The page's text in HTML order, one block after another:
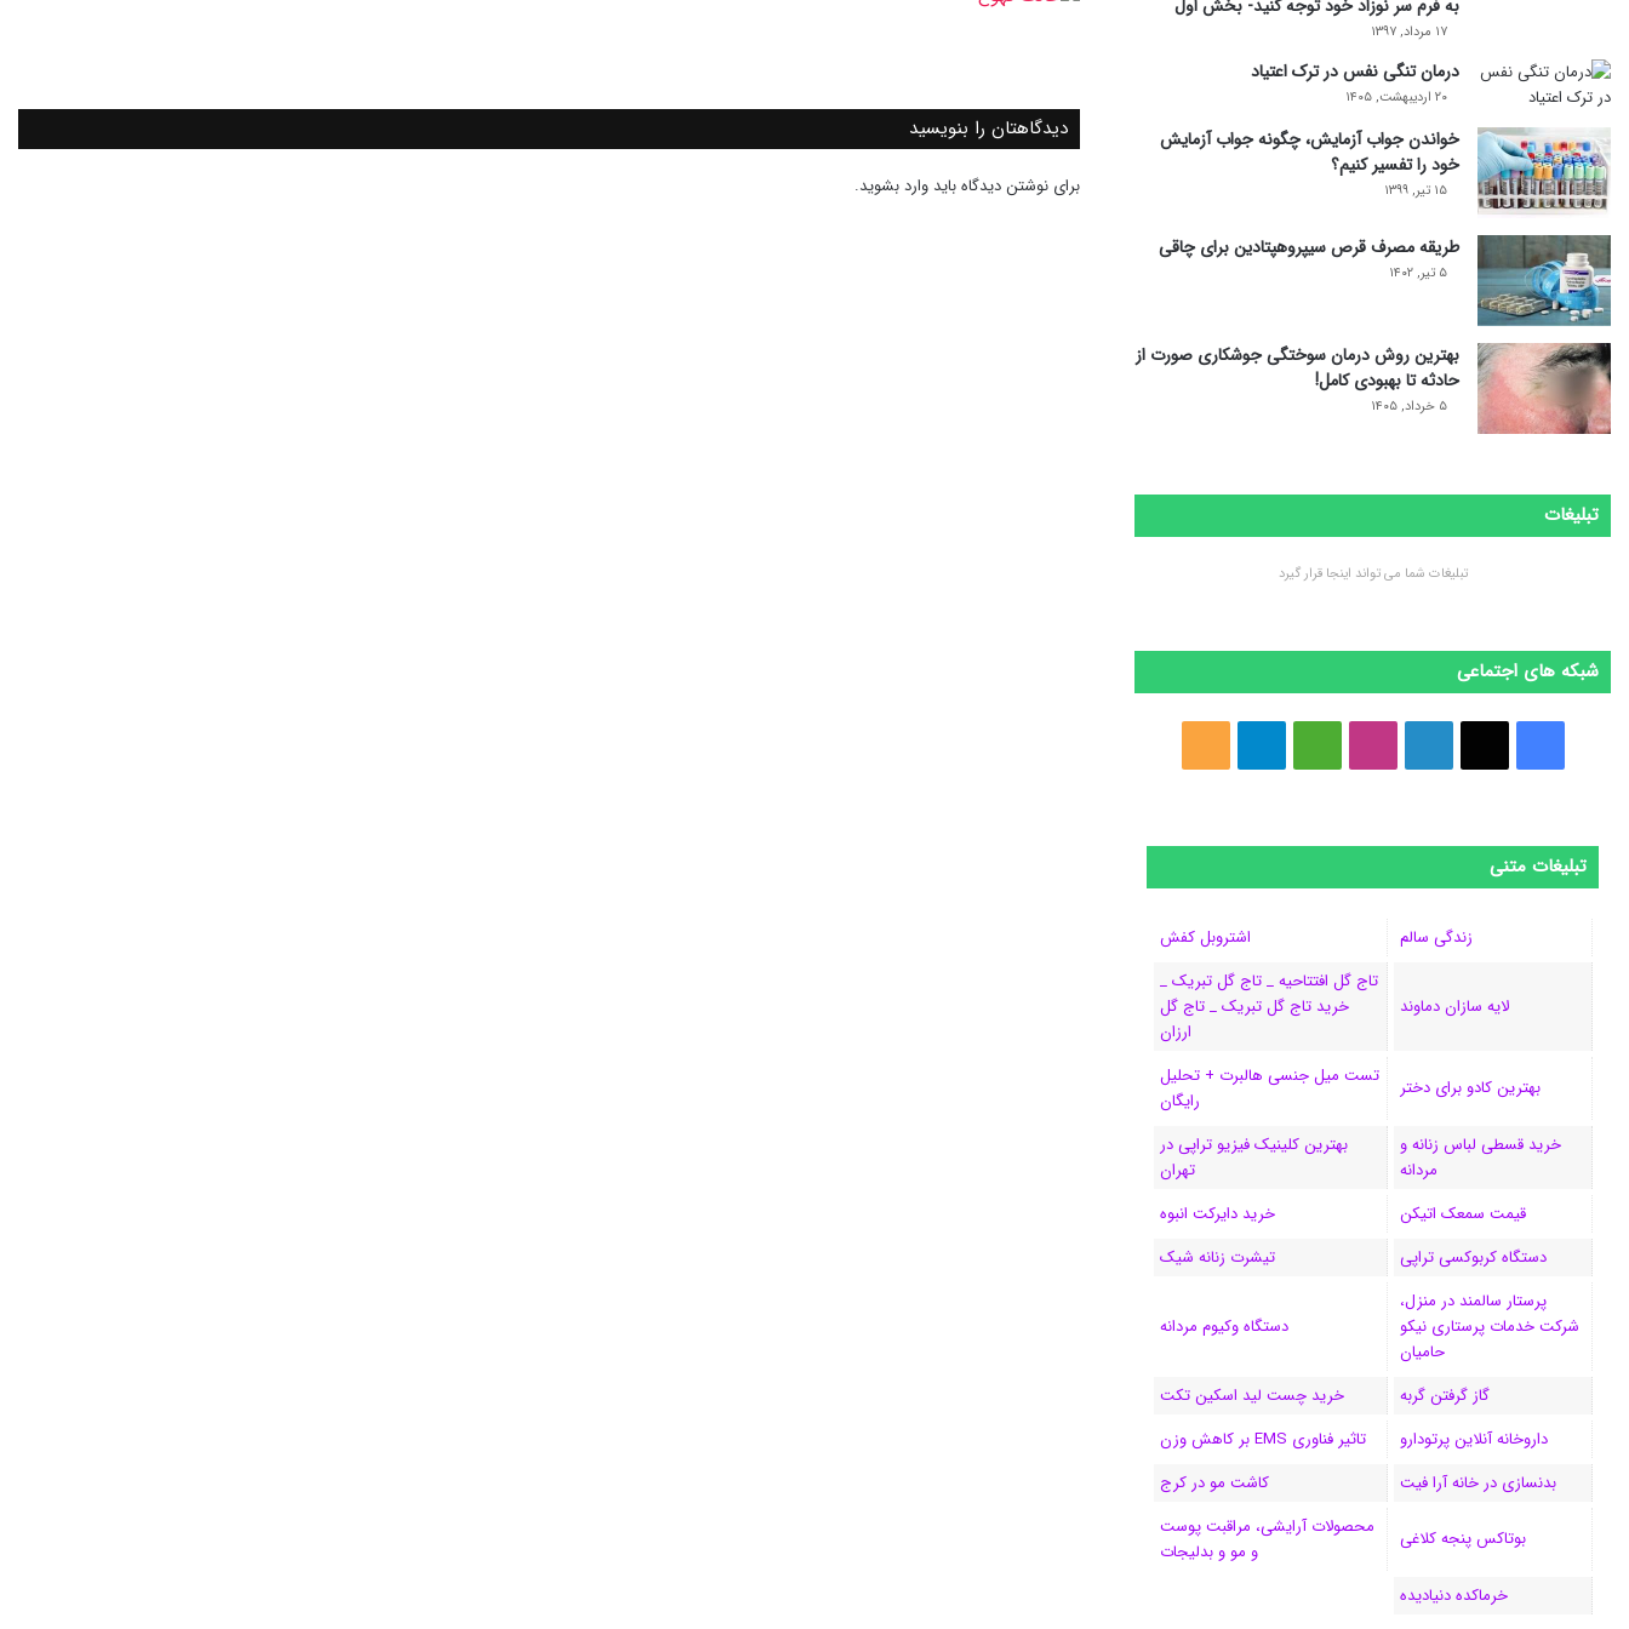
دیدگاهتان را بنویسید
برای نوشتن دیدگاه باید وارد بشوید.
به فرم سر نوزاد خود توجه کنید- بخش اول
۱۷ مرداد, ۱۳۹۷
درمان تنگی نفس در ترک اعتیاد
۲۰ اردیبهشت, ۱۴۰۵
خواندن جواب آزمایش، چگونه جواب آزمایش
خود را تفسیر کنیم؟
۱۵ تیر, ۱۳۹۹
طریقه مصرف قرص سیپروهپتادین برای چاقی
۵ تیر, ۱۴۰۲
بهترین روش درمان سوختگی جوشکاری صورت از
حادثه تا بهبودی کامل!
۵ خرداد, ۱۴۰۵
تبلیغات
تبلیغات شما می تواند اینجا قرار گیرد
شبکه های اجتماعی
س
ب
ک
س
ن
ک
د
ن
ن
س
ا
ر
d
i
m
گ
ر
ا
م
ر
ا
ک
تبلیغات متنی
زندگی سالم اشتروبل کفش
لایه سازان دماوند
تاج گل افتتاحیه _ تاج گل تبریک _
خرید تاج گل تبریک _ تاج گل
ارزان
بهترین کادو برای دختر
تست میل جنسی هالبرت + تحلیل
رایگان
خرید قسطی لباس زنانه و
مردانه
بهترین کلینیک فیزیو تراپی در
تهران
قیمت سمعک اتیکن
خرید دایرکت انبوه
دستگاه کربوکسی تراپی
تیشرت زنانه شیک
پرستار سالمند در منزل،
شرکت خدمات پرستاری نیکو
حامیان
دستگاه وکیوم مردانه
گاز گرفتن گربه
خرید چست لید اسکین تکت
داروخانه آنلاین پرتودارو
تاثیر فناوری EMS بر کاهش وزن
بدنسازی در خانه آرا فیت
کاشت مو در کرج
بوتاکس پنجه کلاغی
محصولات آرایشی، مراقبت پوست
و مو و بدلیجات
خرماکده دنیادیده